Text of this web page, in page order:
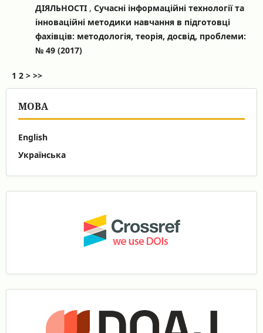
ДІЯЛЬНОСТІ , Сучасні інформаційні технології та
інноваційні методики навчання в підготовці
фахівців: методологія, теорія, досвід, проблеми:
№ 49 (2017)
1 2 > >>
МОВА
English
Українська